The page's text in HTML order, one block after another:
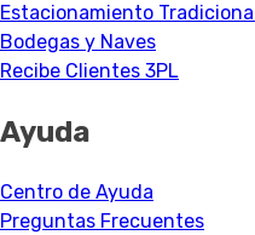
Estacionamiento Tradicional
Bodegas y Naves
Recibe Clientes 3PL
Ayuda
Centro de Ayuda
Preguntas Frecuentes